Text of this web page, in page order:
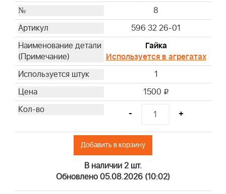
8
596 32 26-01
Гайка
Используется в агрегатах
1
1500 i
- +
Добавить в корзину
В наличии 2 шт.
Обновлено 05.08.2026 (10:02)